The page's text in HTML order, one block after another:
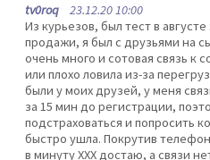
tv0roq 23.12.20 10:00
Из курьезов, был тест в
продажи, я был с друзьями на
очень много и сотовая связь к
или плохо ловила из-за
были у моих друзей, у меня
за 15 мин до регистрации,
подстраховаться и попросить
быстро ушла. Покрутив
в минуту ХХХ достаю, а связи